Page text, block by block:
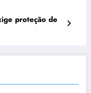
proteção de